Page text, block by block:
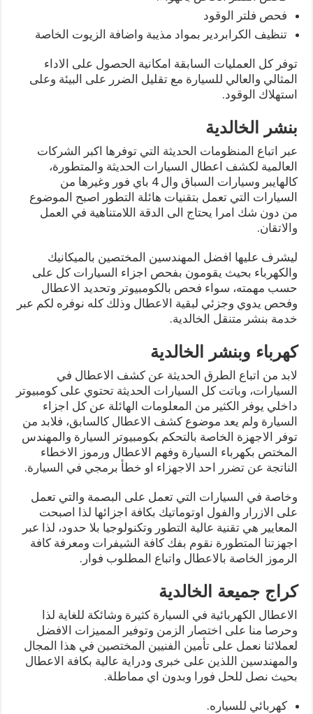
فحص فلتر الوقود
تنظيف الكرابردير بمواد مذيبة واضافة الزيوت الخاصة
توفر كل العمليات السابقة امكانية الحصول على الاداء
المثالي والعالي للسيارة مع تقليل الضرر على البيئة وعلى
استهلاك الوقود.
بنشر الخالدية
عبر اتباع المنظومات الحديثة التي توفرها اكبر الشركات
العالمية لكشف اعطال السيارات الحديثة والمتطورة،
كالهايبر وسيارات السباق وال 4 باي فور وغيرها من
السيارات التي تعمل بتقنيات هائلة التطور اصبح الموضوع
من دون شك امرا يحتاج الى الدقة اللامتناهية في العمل
والاتقان.
ليشرف عليها افضل المهندسين المختصين بالميكانيك
والكهرباء بحيث يقومون بفحص اجزاء السيارات كل على
حسب مهمته، سواء فحص بالكومبيوتر وتحديد الاعطال
وفحص يدوي وجزئي لبقية الاعطال وذلك كله نوفره لكم عبر
خدمة بنشر متنقل الخالدية.
كهرباء وبنشر الخالدية
لابد من اتباع الطرق الحديثة عن كشف الاعطال في
السيارات، وباتت كل السيارات الحديثة تحتوي على كومبيوتر
داخلي يوفر الكثير من المعلومات الهائلة عن كل اجزاء
السيارة ولم يعد موضوع كشف الاعطال كالسابق، فلابد من
توفر الاجهزة الخاصة بالتحكم بكومبيوتر السيارة والمهندس
المختص بكهرباء السيارة وفهم الاعطال ورموز الاخطاء
الناتجة عن تضرر احد الاجهزاء او خطأ برمجي في السيارة.
وخاصة في السيارات التي تعمل على البصمة والتي تعمل
على الازرار والفول اوتوماتيك بكافة اجزائها لذا اصبحت
المعايير هي تقنية عالية التطور وتكنولوجيا بلا حدود، لذا عبر
اجهزتنا المتطورة نقوم بفك كافة الشيفرات ومعرفة كافة
الرموز الخاصة بالاعطال واتباع المطلوب فوار.
كراج جميعة الخالدية
الاعطال الكهربائية في السيارة كثيرة وشائكة للغاية لذا
وحرصا منا على اختصار الزمن وتوفير المميزات الافضل
لعملائنا نعمل على تأمين الفنيين المختصين في هذا المجال
والمهندسين اللذين على خبرى ودراية عالية بكافة الاعطال
بحيث نصل للحل فورا وبدون اي مماطلة.
كهربائي للسياره.